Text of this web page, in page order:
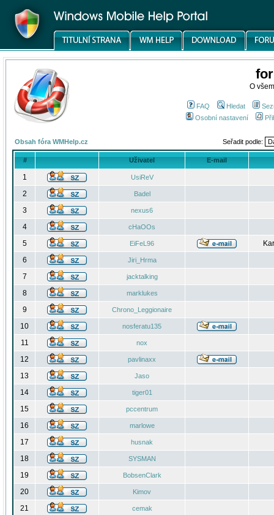
O
FAQ Hledat
Osobní nastavení
Obsah fóra WMHelp.cz Seřadit podle:
# Uživatel E-mail
1 UsiReV
2 Badel
3 nexus6
4 cHaOOs
5 EiFeL96
6
Jiri_Hrma
7 jacktalking
8 marklukes
9 Chrono_Leggionaire
10 nosferatu135
11 nox
12 pavlinaxx
13 Jaso
14 tiger01
15 pccentrum
16 marlowe
17 husnak
18 SYSMAN
19 BobsenClark
20 Kimov
21 cemak